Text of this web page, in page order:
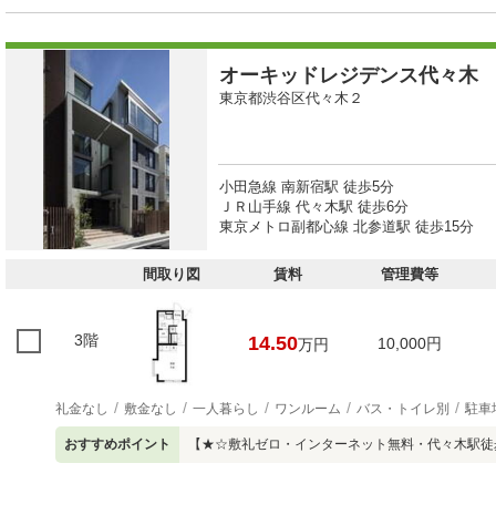
オーキッドレジデンス代々木
東京都渋谷区代々木２
小田急線 南新宿駅 徒歩5分
ＪＲ山手線 代々木駅 徒歩6分
東京メトロ副都心線 北参道駅 徒歩15分
間取り図 賃料 管理費等
3階 14.50万円 10,000円
礼金なし 敷金なし 一人暮らし ワンルーム バス・トイレ別 駐車
おすすめポイント 【★☆敷礼ゼロ・インターネット無料・代々木駅